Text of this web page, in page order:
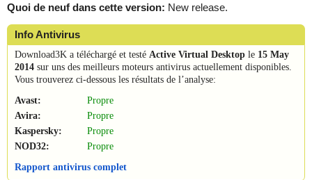
Quoi de neuf dans cette version: New release.
Info Antivirus
Download3K a téléchargé et testé Active Virtual Desktop le 15 May
2014 sur uns des meilleurs moteurs antivirus actuellement disponibles.
Vous trouverez ci-dessous les résultats de l’analyse:
Avast:
Propre
Avira:
Propre
Kaspersky:
Propre
NOD32:
Propre
Rapport antivirus complet